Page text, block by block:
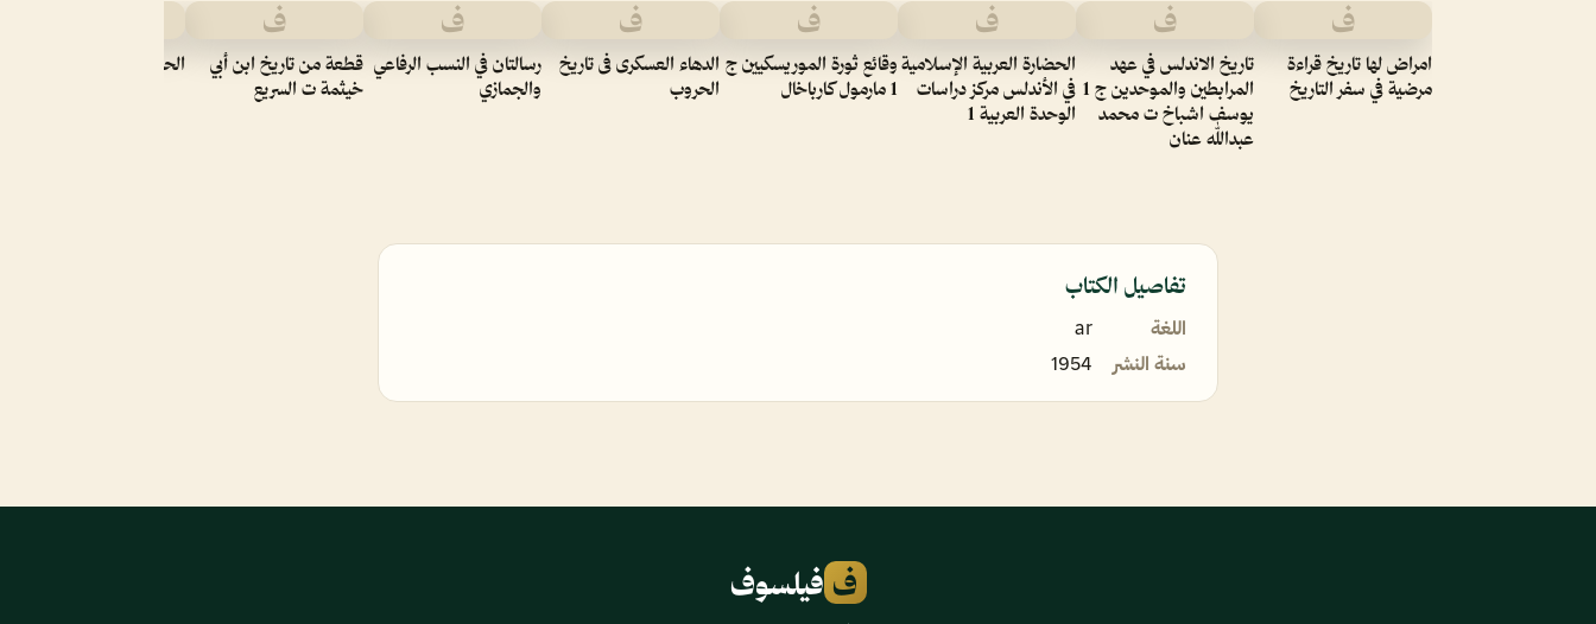
ف
امراض لها تاريخ قراءة
مرضية في سفر التاريخ
ف
تاريخ الاندلس في عهد
المرابطين والموحدين ج 1
يوسف اشباخ ت محمد
عبدالله عنان
ف
الحضارة العربية الإسلامية
في الأندلس مركز دراسات
الوحدة العربية 1
ف
وقائع ثورة الموريسكيين ج
1 مارمول كارباخال
ف
الدهاء العسكرى فى تاريخ
الحروب
ف
رسالتان في النسب الرفاعي
والجمازي
ف
قطعة من تاريخ ابن أبي
خيثمة ت السريع
الحرب العالمية الاولى
تفاصيل الكتاب
اللغة
ar
سنة النشر
1954
ف فيلسوف